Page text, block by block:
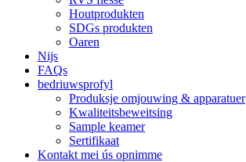
Houtprodukten
SDGs produkten
Oaren
Nijs
FAQs
bedriuwsprofyl
Produksje omjouwing & apparatuer
Kwaliteitsbeweitsing
Sample keamer
Sertifikaat
Kontakt mei ús opnimme